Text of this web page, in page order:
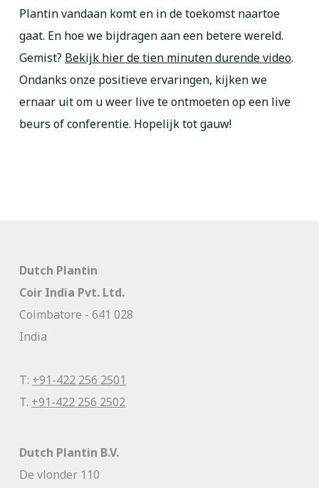
Plantin vandaan komt en in de toekomst naartoe
gaat. En hoe we bijdragen aan een betere wereld.
Gemist? Bekijk hier de tien minuten durende video.
Ondanks onze positieve ervaringen, kijken we
ernaar uit om u weer live te ontmoeten op een live
beurs of conferentie. Hopelijk tot gauw!
Dutch Plantin
Coir India Pvt. Ltd.
Coimbatore - 641 028
India
T: +91-422 256 2501
T. +91-422 256 2502
Dutch Plantin B.V.
De vlonder 110